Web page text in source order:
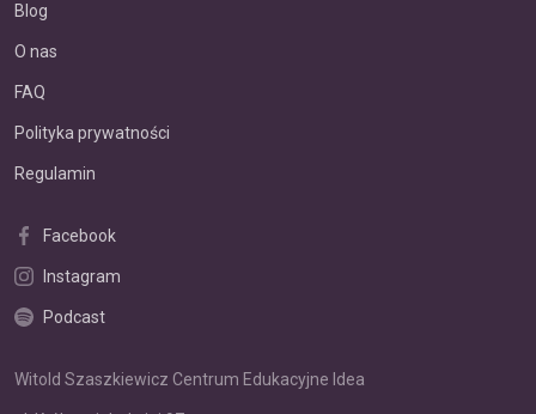
Blog
O nas
FAQ
Polityka prywatności
Regulamin
Facebook
Instagram
Podcast
Witold Szaszkiewicz Centrum Edukacyjne Idea